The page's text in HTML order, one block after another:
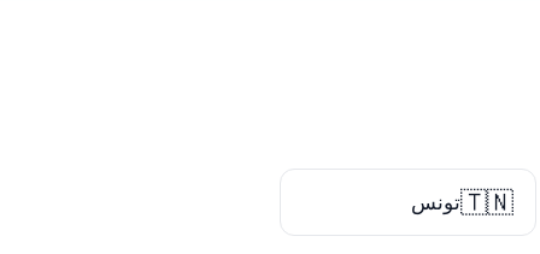
🇹🇳تونس